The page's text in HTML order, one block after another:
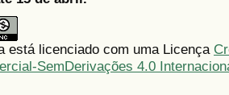
está licenciado com uma Licença
SemDerivações 4.0